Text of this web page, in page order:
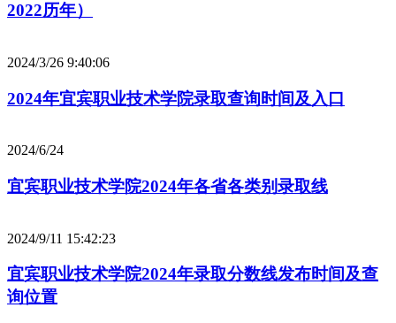
2022历年）
2024/3/26 9:40:06
2024年宜宾职业技术学院录取查询时间及入口
2024/6/24
宜宾职业技术学院2024年各省各类别录取线
2024/9/11 15:42:23
宜宾职业技术学院2024年录取分数线发布时间及查
询位置